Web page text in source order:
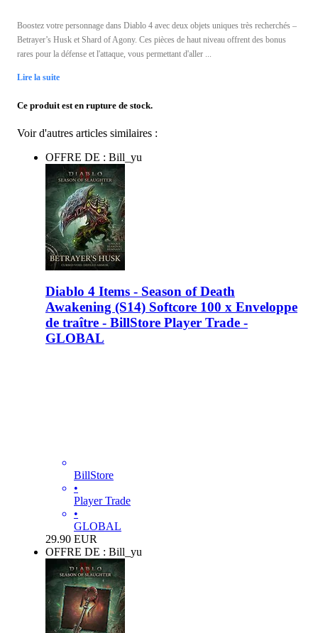
Boostez votre personnage dans Diablo 4 avec deux objets uniques très recherchés –
Betrayer’s Husk et Shard of Agony. Ces pièces de haut niveau offrent des bonus
rares pour la défense et l'attaque, vous permettant d'aller ...
Lire la suite
Ce produit est en rupture de stock.
Voir d'autres articles similaires :
OFFRE DE : Bill_yu
Diablo 4 Items - Season of Death
Awakening (S14) Softcore 100 x Enveloppe
de traître - BillStore Player Trade -
GLOBAL
BillStore
•
Player Trade
•
GLOBAL
29.90 EUR
OFFRE DE : Bill_yu